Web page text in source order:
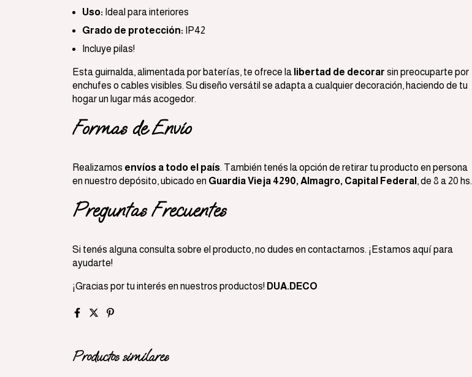
Uso: Ideal para interiores
Grado de protección: IP42
Incluye pilas!
Esta guirnalda, alimentada por baterías, te ofrece la libertad de decorar sin preocuparte por
enchufes o cables visibles. Su diseño versátil se adapta a cualquier decoración, haciendo de tu
hogar un lugar más acogedor.
Formas de Envío
Realizamos envíos a todo el país. También tenés la opción de retirar tu producto en persona
en nuestro depósito, ubicado en Guardia Vieja 4290, Almagro, Capital Federal , de 8 a 20 hs.
Preguntas Frecuentes
Si tenés alguna consulta sobre el producto, no dudes en contactarnos. ¡Estamos aquí para
ayudarte!
¡Gracias por tu interés en nuestros productos! DUA.DECO
Productos similares